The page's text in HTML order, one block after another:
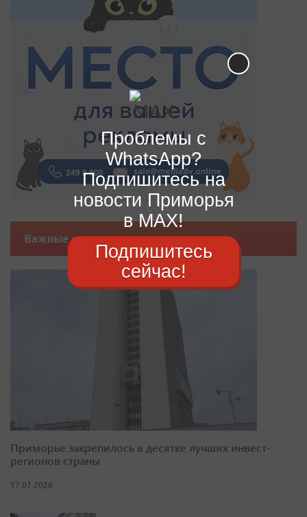
Важные новости
Приморье закрепилось в десятке лучших инвест-
регионов страны
17.07.2026
Проблемы с
WhatsApp?
Подпишитесь на
новости Приморья
в MAX!
Подпишитесь
сейчас!